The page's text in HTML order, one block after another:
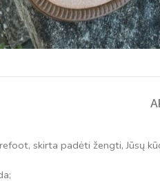
norėdami padidinti
skirta padėti žengti, Jūsų